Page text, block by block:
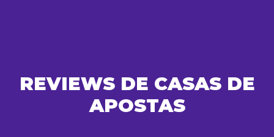
REVIEWS DE CASAS DE
APOSTAS